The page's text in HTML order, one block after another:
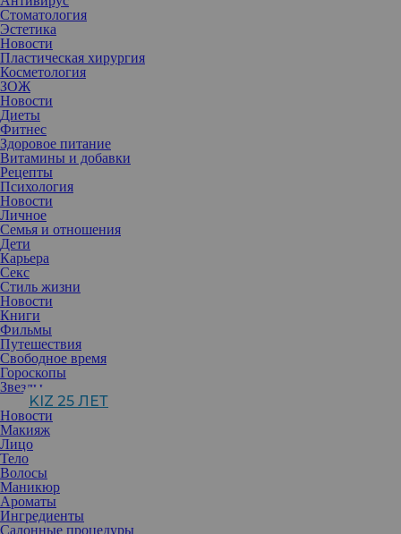
Стоматология
Эстетика
Новости
Пластическая хирургия
Косметология
ЗОЖ
Новости
Диеты
Фитнес
Здоровое питание
Витамины и добавки
Рецепты
Психология
Новости
Личное
Семья и отношения
Дети
Карьера
Секс
Стиль жизни
Новости
Книги
Фильмы
Путешествия
Свободное время
Гороскопы
Звезды
KIZ 25 ЛЕТ
Новости
Макияж
Лицо
Тело
Волосы
Маникюр
Ароматы
Ингредиенты
Салонные процедуры
Казалось бы, зачем нужны карандаши в эпоху лайнеров и
удобных аппликаторов. Но нет, они продолжают сохранять свою
актуальность.
Все просто. Карандаши относятся к базовым средствам макияжа
и потому не устаревают. Ими легко создать нужные линии и
контуры, проще контролировать яркость и добавлять различные
эффекты. Кроме того, карандаши не только удобны в
применении, они еще экономичны и долго хранятся.
Карандаш для глаз
Если вы новичок в обращении с подводкой для глаз, карандаш
— отличный способ начать знакомство с искусством рисования
стрелки. Карандаш, как правило, обеспечивает максимальный
контроль при нанесении продукта и, следовательно, является
удачным вариантом ознакомиться с практикой нанесения
подводки для глаз. Конечно, жидкие подводки идеально
подходят для создания смелых графичных линий и стрелок. Но
их недостатком является то, что их труднее контролировать во
время нанесения, и потому не все сразу справляются с этой